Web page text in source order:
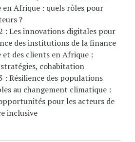
en Afrique : quels rôles pour
?
: Les innovations digitales pour
des institutions de la finance
et des clients en Afrique :
cohabitation
: Résilience des populations
au changement climatique :
pour les acteurs de
inclusive